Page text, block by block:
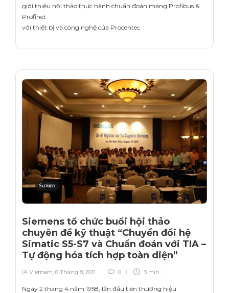
giới thiệu hội thảo thực hành chuẩn đoán mạng Profibus &
Profinet
với thiết bị và công nghệ của Procentec
Sự kiện
Siemens tổ chức buổi hội thảo
chuyên đề kỹ thuật “Chuyển đổi hệ
Simatic S5-S7 và Chuẩn đoán với TIA –
Tự động hóa tích hợp toàn diện”
IA Vietnam, 6 Tháng 8, 2011 0 3 min
Ngày 2 tháng 4 năm 1958, lần đầu tiên thương hiệu